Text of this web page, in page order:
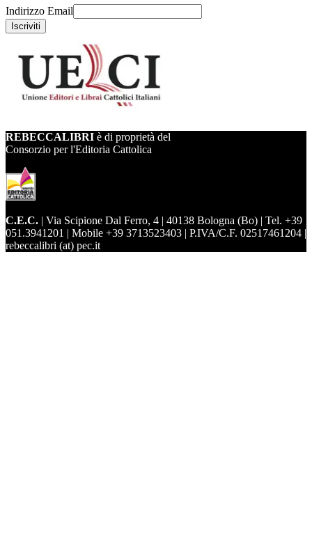
Indirizzo Email
Iscriviti
REBECCALIBRI è di proprietà del
Consorzio per l'Editoria Cattolica
C.E.C. | Via Scipione Dal Ferro, 4 | 40138 Bologna (Bo) | Tel. +39
051.3941201 | Mobile +39 3713523403 | P.IVA/C.F. 02517461204 |
rebeccalibri (at) pec.it